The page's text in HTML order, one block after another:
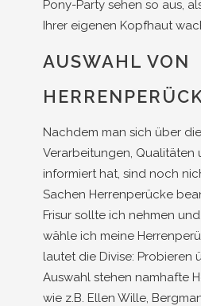
Pony-Party sehen so aus,
Ihrer eigenen Kopfhaut
AUSWAHL VON
Nachdem man sich über
Verarbeitungen, Qualitäten
informiert hat, sind noch
Sachen Herrenperücke
Frisur sollte ich nehmen
wähle ich meine
lautet die Divise: Probieren
Auswahl stehen namhafte
wie z.B. Ellen Wille,